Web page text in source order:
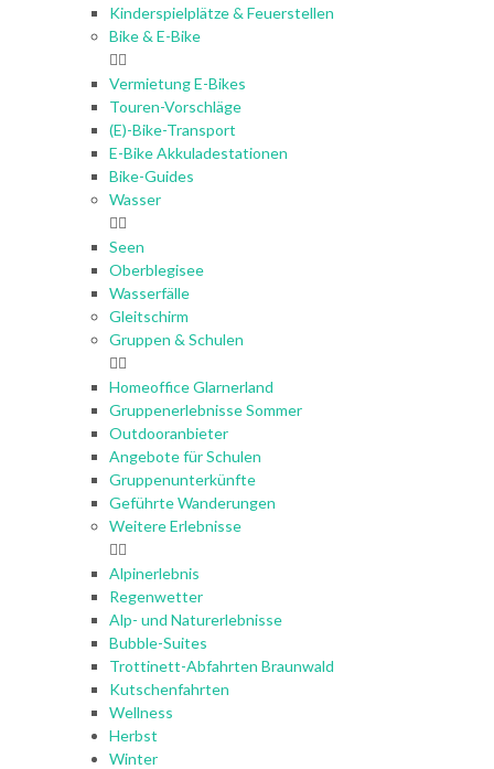
Kinderspielplätze & Feuerstellen
Bike & E-Bike
Vermietung E-Bikes
Touren-Vorschläge
(E)-Bike-Transport
E-Bike Akkuladestationen
Bike-Guides
Wasser
Seen
Oberblegisee
Wasserfälle
Gleitschirm
Gruppen & Schulen
Homeoffice Glarnerland
Gruppenerlebnisse Sommer
Outdooranbieter
Angebote für Schulen
Gruppenunterkünfte
Geführte Wanderungen
Weitere Erlebnisse
Alpinerlebnis
Regenwetter
Alp- und Naturerlebnisse
Bubble-Suites
Trottinett-Abfahrten Braunwald
Kutschenfahrten
Wellness
Herbst
Winter